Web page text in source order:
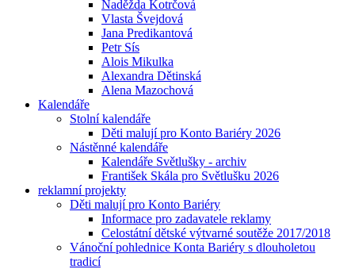
Naděžda Kotrčová
Vlasta Švejdová
Jana Predikantová
Petr Sís
Alois Mikulka
Alexandra Dětinská
Alena Mazochová
Kalendáře
Stolní kalendáře
Děti malují pro Konto Bariéry 2026
Nástěnné kalendáře
Kalendáře Světlušky - archiv
František Skála pro Světlušku 2026
reklamní projekty
Děti malují pro Konto Bariéry
Informace pro zadavatele reklamy
Celostátní dětské výtvarné soutěže 2017/2018
Vánoční pohlednice Konta Bariéry s dlouholetou
tradicí